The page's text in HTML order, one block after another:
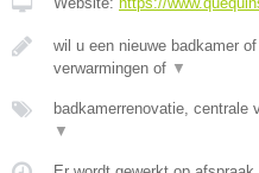
wil u een nieuwe badkamer
verwarmingen of ▼
badkamerrenovatie, centrale
▼